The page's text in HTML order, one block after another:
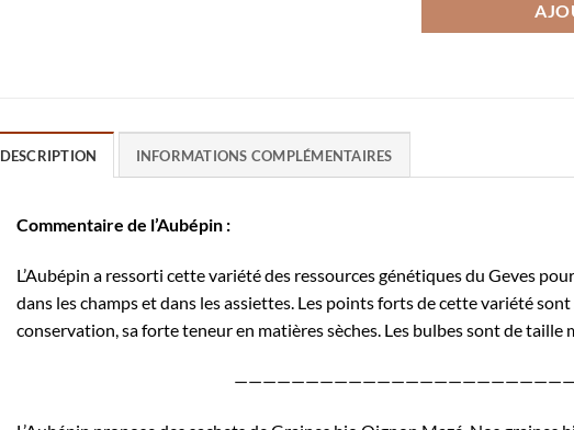
DESCRIPTION INFORMATIONS COMPLÉMENTAIRES
Commentaire de l’Aubépin :
L’Aubépin a ressorti cette variété des ressources génétiques du Geves
dans les champs et dans les assiettes. Les points forts de cette variété
conservation, sa forte teneur en matières sèches. Les bulbes sont de taille
————————————————————————